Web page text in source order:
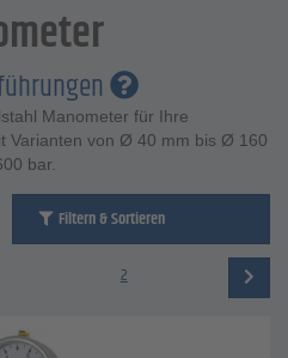
Manometer für Ihre
Varianten von Ø 40 mm bis Ø 160
bar.
Filtern & Sortieren
2